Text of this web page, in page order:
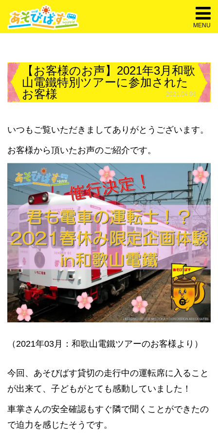
MENU
【お客様のお声】2021年3月和歌
山電鐵特別ツアーに参加された
お客様
2021.04.03
いつもご覧いただきましてありがとうございます。
お客様から頂いたお声のご紹介です。
（2021年03月：和歌山電鐵ツアーのお客様より）
今回、あそびばす貸切の走行中の運転席に入ること
が出来て、子どもがとても感動していました！
車掌さんの安全確認もすぐ隣で聞くことができたの
で迫力を感じたそうです。